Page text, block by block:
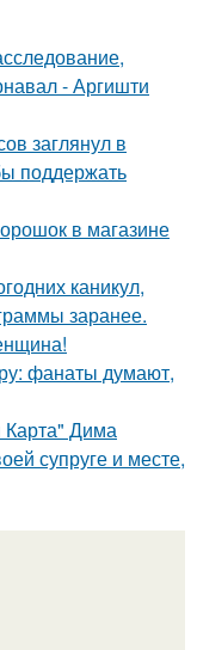
- Аргишти
заглянул в
поддержать
в магазине
каникул,
заранее.
фанаты думают,
Дима
супруге и месте,